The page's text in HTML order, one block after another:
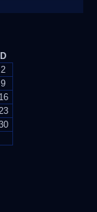
D
2
9
16